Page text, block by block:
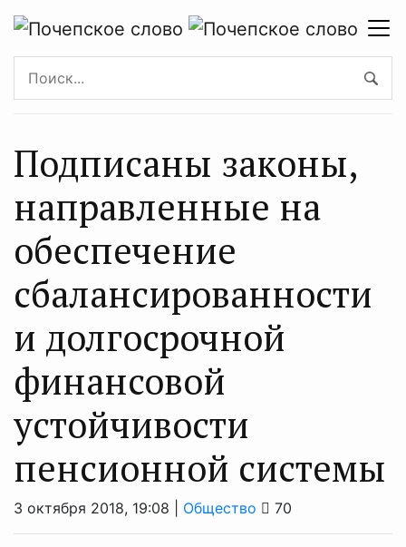
Подписаны законы,
направленные на
обеспечение
сбалансированности
и долгосрочной
финансовой
устойчивости
пенсионной системы
3 октября 2018, 19:08 | Общество 70